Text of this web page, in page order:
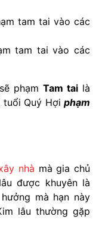
tam tai vào các
tam tai vào các
phạm Tam tailà
tuổi Quý Hợiphạm
nhà mà gia chủ
được khuyên là
mà hạn này
lâu thường gặp